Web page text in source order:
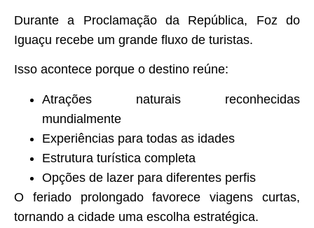
Durante a Proclamação da República, Foz do
Iguaçu recebe um grande fluxo de turistas.
Isso acontece porque o destino reúne:
Atrações naturais reconhecidas
mundialmente
Experiências para todas as idades
Estrutura turística completa
Opções de lazer para diferentes perfis
O feriado prolongado favorece viagens curtas,
tornando a cidade uma escolha estratégica.